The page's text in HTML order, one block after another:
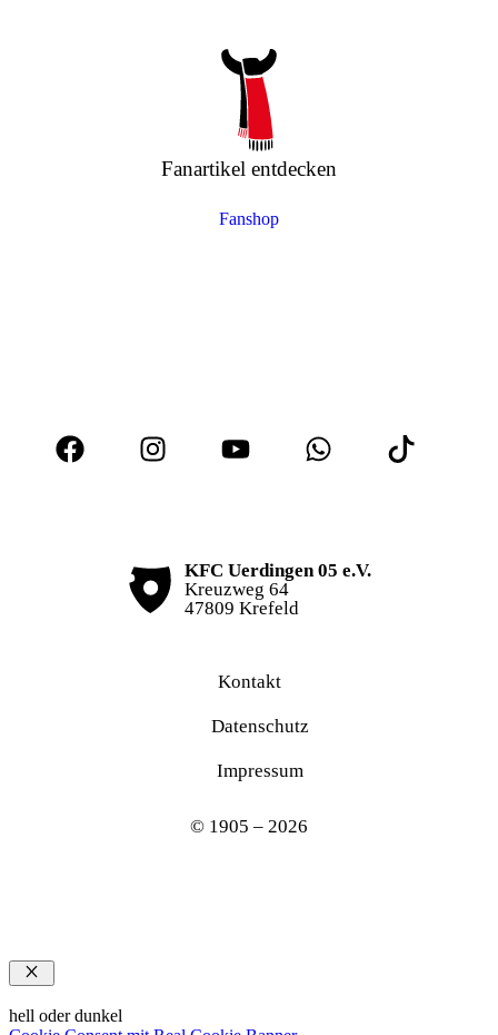
Fanartikel entdecken
Fanshop
KFC Uerdingen 05 e.V.
Kreuzweg 64
47809 Krefeld
Kontakt
Datenschutz
Impressum
© 1905 – 2026
Schließen
hell oder dunkel